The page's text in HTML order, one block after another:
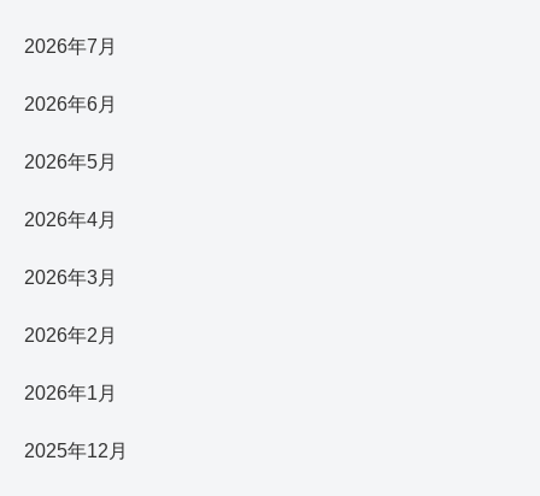
2026年7月
2026年6月
2026年5月
2026年4月
2026年3月
2026年2月
2026年1月
2025年12月